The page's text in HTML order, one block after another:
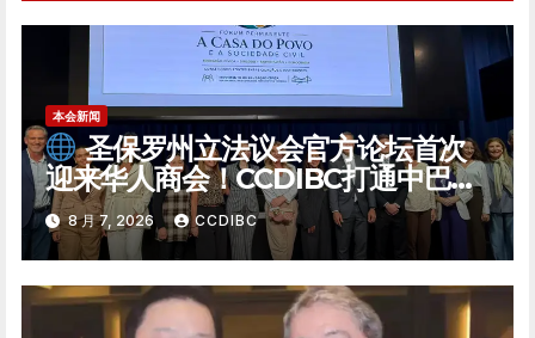
本会新闻
圣保罗州立法议会官方论坛首次
迎来华人商会！CCDIBC打通中巴政
企对话「高速通道」
8 月 7, 2026 CCDIBC